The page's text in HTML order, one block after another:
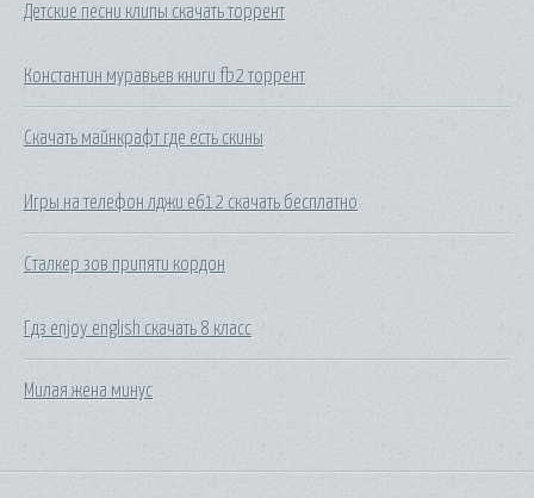
Детские песни клипы скачать торрент
Константин муравьев книги fb2 торрент
Скачать майнкрафт где есть скины
Игры на телефон лджи е612 скачать бесплатно
Сталкер зов припяти кордон
Гдз enjoy english скачать 8 класс
Милая жена минус